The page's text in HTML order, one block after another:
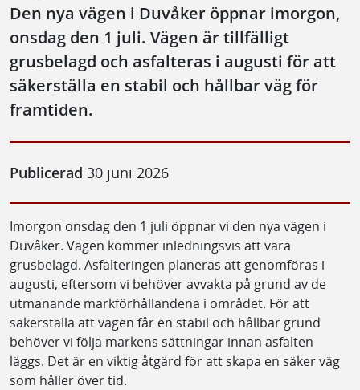
Den nya vägen i Duvåker öppnar imorgon,
onsdag den 1 juli. Vägen är tillfälligt
grusbelagd och asfalteras i augusti för att
säkerställa en stabil och hållbar väg för
framtiden.
Publicerad 30 juni 2026
Imorgon onsdag den 1 juli öppnar vi den nya vägen i
Duvåker. Vägen kommer inledningsvis att vara
grusbelagd. Asfalteringen planeras att genomföras i
augusti, eftersom vi behöver avvakta på grund av de
utmanande markförhållandena i området. För att
säkerställa att vägen får en stabil och hållbar grund
behöver vi följa markens sättningar innan asfalten
läggs. Det är en viktig åtgärd för att skapa en säker väg
som håller över tid.